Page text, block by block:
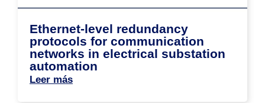
Ethernet-level redundancy
protocols for communication
networks in electrical substation
automation
Leer más